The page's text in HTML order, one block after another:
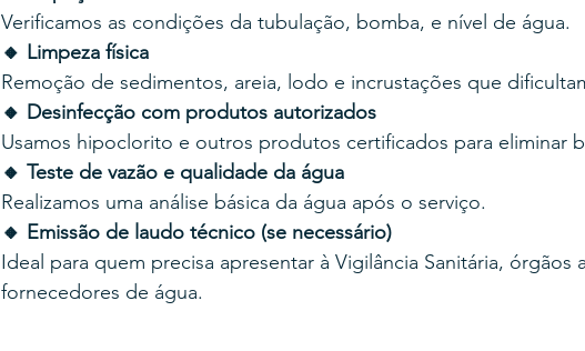
Verificamos as condições da tubulação, bomba, e nível de água.
🔸 Limpeza física
Remoção de sedimentos, areia, lodo e incrustações que
🔸 Desinfecção com produtos autorizados
Usamos hipoclorito e outros produtos certificados para eliminar
🔸 Teste de vazão e qualidade da água
Realizamos uma análise básica da água após o serviço.
🔸 Emissão de laudo técnico (se necessário)
Ideal para quem precisa apresentar à Vigilância Sanitária, órgãos
fornecedores de água.